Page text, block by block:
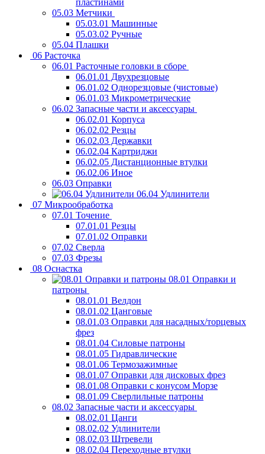
05.03 Метчики
05.03.01 Машинные
05.03.02 Ручные
05.04 Плашки
06 Расточка
06.01 Расточные головки в сборе
06.01.01 Двухрезцовые
06.01.02 Однорезцовые (чистовые)
06.01.03 Микрометрические
06.02 Запасные части и аксессуары
06.02.01 Корпуса
06.02.02 Резцы
06.02.03 Державки
06.02.04 Картриджи
06.02.05 Дистанционные втулки
06.02.06 Иное
06.03 Оправки
06.04 Удлинители
07 Микрообработка
07.01 Точение
07.01.01 Резцы
07.01.02 Оправки
07.02 Сверла
07.03 Фрезы
08 Оснастка
08.01 Оправки и
патроны
08.01.01 Велдон
08.01.02 Цанговые
08.01.03 Оправки для насадных/торцевых
фрез
08.01.04 Силовые патроны
08.01.05 Гидравлические
08.01.06 Термозажимные
08.01.07 Оправки для дисковых фрез
08.01.08 Оправки с конусом Морзе
08.01.09 Сверлильные патроны
08.02 Запасные части и аксессуары
08.02.01 Цанги
08.02.02 Удлинители
08.02.03 Штревели
08.02.04 Переходные втулки